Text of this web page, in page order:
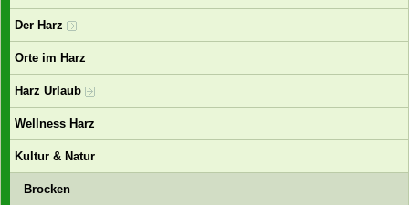
Der Harz
Orte im Harz
Harz Urlaub
Wellness Harz
Kultur & Natur
Brocken